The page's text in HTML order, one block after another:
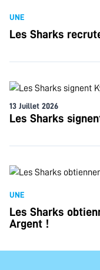
UNE
Les Sharks
13 Juillet 2026
Les Sharks
UNE
Les Sharks
Argent !